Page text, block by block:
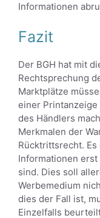
Informationen
Fazit
Der BGH hat mit
Rechtsprechung
Marktplätze
einer
des Händlers
Merkmalen der
Rücktrittsrecht.
Informationen
sind. Dies soll
Werbemedium
dies der Fall ist,
Einzelfalls